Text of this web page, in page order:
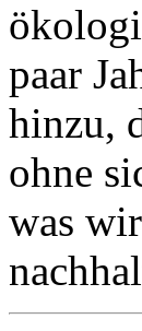
paar
hinzu,
ohne
was